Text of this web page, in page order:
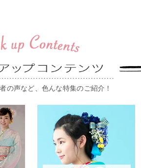
の声など、色んな特集のご紹介！